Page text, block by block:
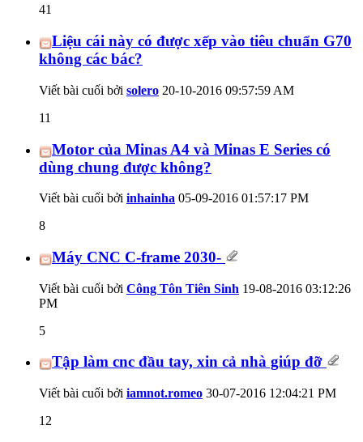
41
Liệu cái này có được xếp vào tiêu chuẩn G70
không các bác?
Viết bài cuối bởi solero 20-10-2016 09:57:59 AM
11
Motor của Minas A4 và Minas E Series có
dùng chung được không?
Viết bài cuối bởi inhainha 05-09-2016 01:57:17 PM
8
Máy CNC C-frame 2030-
Viết bài cuối bởi Công Tôn Tiên Sinh 19-08-2016 03:12:26
PM
5
Tập làm cnc đầu tay, xin cả nhà giúp đỡ
Viết bài cuối bởi iamnot.romeo 30-07-2016 12:04:21 PM
12